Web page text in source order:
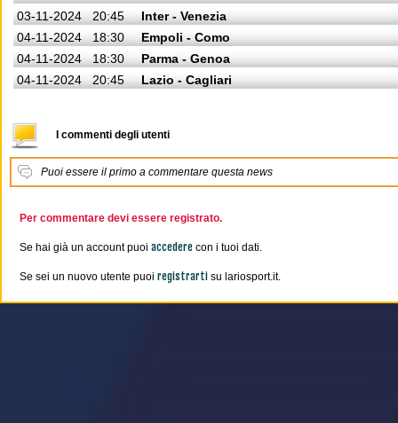
03-11-2024
20:45
Inter - Venezia
04-11-2024
18:30
Empoli - Como
04-11-2024
18:30
Parma - Genoa
04-11-2024
20:45 Lazio - Cagliari
I commenti degli utenti
Puoi essere il primo a commentare questa news
Per commentare devi essere registrato.
Se hai già un account puoi accedere con i tuoi dati.
Se sei un nuovo utente puoi registrarti su lariosport.it.